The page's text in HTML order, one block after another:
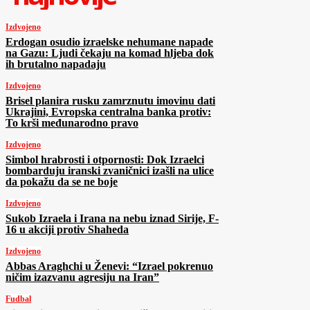
Izdvojeno
Erdogan osudio izraelske nehumane napade
na Gazu: Ljudi čekaju na komad hljeba dok
ih brutalno napadaju
Izdvojeno
Brisel planira rusku zamrznutu imovinu dati
Ukrajini, Evropska centralna banka protiv:
To krši međunarodno pravo
Izdvojeno
Simbol hrabrosti i otpornosti: Dok Izraelci
bombarduju iranski zvaničnici izašli na ulice
da pokažu da se ne boje
Izdvojeno
Sukob Izraela i Irana na nebu iznad Sirije, F-
16 u akciji protiv Shaheda
Izdvojeno
Abbas Araghchi u Ženevi: “Izrael pokrenuo
ničim izazvanu agresiju na Iran”
Fudbal